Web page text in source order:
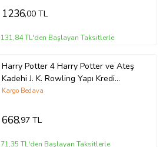
1236,00 TL
131,84 TL'den Başlayan Taksitlerle
Harry Potter 4 Harry Potter ve Ateş
Kadehi J. K. Rowling Yapı Kredi
Yayınları
Kargo Bedava
668,97 TL
71,35 TL'den Başlayan Taksitlerle